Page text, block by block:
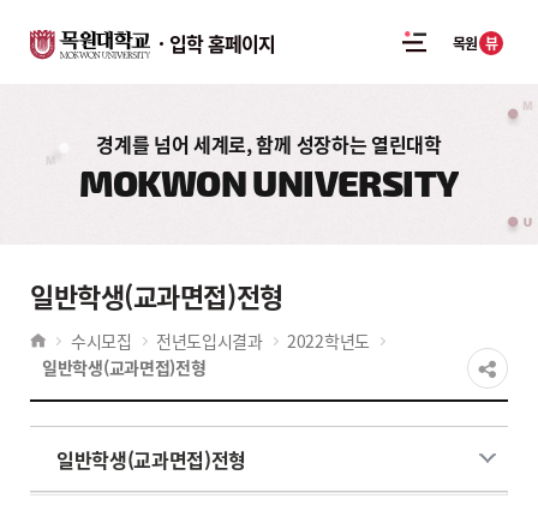
입학 홈페이지 목원 뷰
경계를 넘어 세계로, 함께 성장하는 열린대학
MOKWON UNIVERSITY
일반학생(교과면접)전형
수시모집 전년도입시결과
2022학년도
일반학생(교과면접)전형
일반학생(교과면접)전형